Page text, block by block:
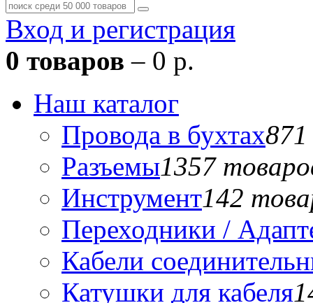
Вход и регистрация
0 товаров – 0 р.
Наш каталог
Провода в бухтах
Разъемы1357
Инструмент142
Переходники /
Кабели
Катушки для кабеля